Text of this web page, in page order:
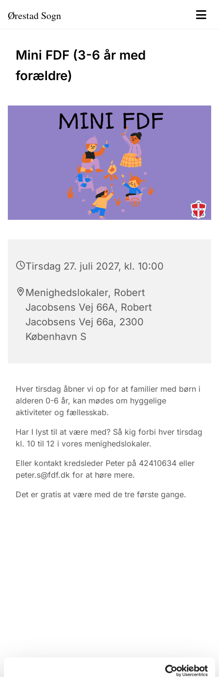
Ørestad Sogn
Mini FDF (3-6 år med
forældre)
Tirsdag 27. juli 2027, kl. 10:00
Menighedslokaler, Robert
Jacobsens Vej 66A, Robert
Jacobsens Vej 66a, 2300
København S
Hver tirsdag åbner vi op for at familier med børn i
alderen 0-6 år, kan mødes om hyggelige
aktiviteter og fællesskab.
Har I lyst til at være med? Så kig forbi hver tirsdag
kl. 10 til 12 i vores menighedslokaler.
Eller kontakt kredsleder Peter på 42410634 eller
peter.s@fdf.dk for at høre mere.
Det er gratis at være med de tre første gange.